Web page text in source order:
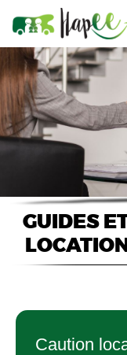
GUIDES
Caution